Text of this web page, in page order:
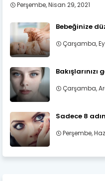
Perşembe, Nisan 29, 2021
Bebeğinize
Çarşamba,
Çarşamba,
Sadece 8
Perşembe,